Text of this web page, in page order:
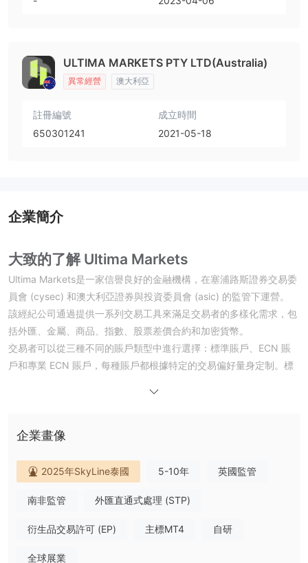
ULTIMA MARKETS PTY LTD(Australia)
異常經營 澳大利亞
註冊編號
650301241
成立時間
2021-05-18
企業簡介
大致的了解 Ultima Markets
Ultima Markets是一家信譽良好的金融機構，在塞浦路斯證券交易委
員會 (cysec) 和澳大利亞證券與投資委員會 (asic) 的監管下運營。
該經紀公司通過提供一系列交易工具來滿足交易者的多樣化需求，包
括外匯、金屬、商品、指數、股票差價合約和加密貨幣。
交易者可以從三種不同的賬戶類型中進行選擇：標準賬戶、ECN 賬
戶和專業 ECN 賬戶，每種賬戶都根據特定的交易偏好量身定制。標
差。
高達1:2000的槓桿，交易者可以最大限度地發揮他們的交易能力，
探索各種交易機會。該經紀公司在紐約 ny4 數據中心運營其主要交
易服務器，確保快速執行並與多個流動性提供商連接。
台。 mt4 桌面版提供全面的功能、可定制的圖表以及對 250 多種交
易工具的訪問。 Ultima Markets還提供用於移動交易的 mt4 移動版
企業畫像
2025年SkyLine泰國 5-10年 英國監管
南非監管 外匯直通式處理 (STP)
衍生品交易許可 (EP) 主標MT4 自研
全球展業